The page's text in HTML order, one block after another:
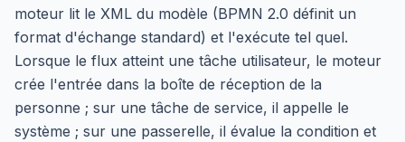
moteur lit le XML du modèle (BPMN 2.0 définit un
format d'échange standard) et l'exécute tel quel.
Lorsque le flux atteint une tâche utilisateur, le moteur
crée l'entrée dans la boîte de réception de la
personne ; sur une tâche de service, il appelle le
système ; sur une passerelle, il évalue la condition et